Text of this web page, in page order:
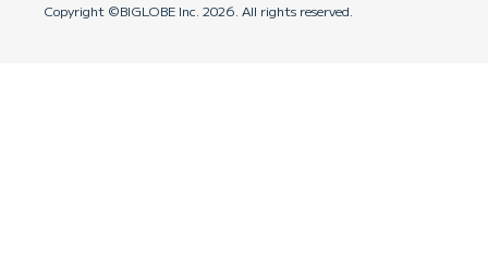
Copyright ©BIGLOBE Inc. 2026. All rights reserved.